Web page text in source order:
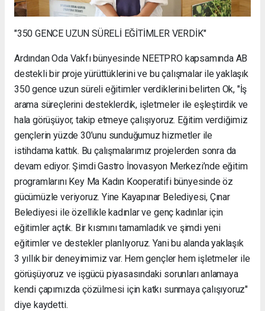
"350 GENCE UZUN SÜRELİ EĞİTİMLER VERDİK"
Ardından Oda Vakfı bünyesinde NEETPRO kapsamında AB
destekli bir proje yürüttüklerini ve bu çalışmalar ile yaklaşık
350 gence uzun süreli eğitimler verdiklerini belirten Ok, "İş
arama süreçlerini desteklerdik, işletmeler ile eşleştirdik ve
hala görüşüyor, takip etmeye çalışıyoruz. Eğitim verdiğimiz
gençlerin yüzde 30’unu sunduğumuz hizmetler ile
istihdama kattık. Bu çalışmalarımız projelerden sonra da
devam ediyor. Şimdi Gastro İnovasyon Merkezi’nde eğitim
programlarını Key Ma Kadın Kooperatifi bünyesinde öz
gücümüzle veriyoruz. Yine Kayapınar Belediyesi, Çınar
Belediyesi ile özellikle kadınlar ve genç kadınlar için
eğitimler açtık. Bir kısmını tamamladık ve şimdi yeni
eğitimler ve destekler planlıyoruz. Yani bu alanda yaklaşık
3 yıllık bir deneyimimiz var. Hem gençler hem işletmeler ile
görüşüyoruz ve işgücü piyasasındaki sorunları anlamaya
kendi çapımızda çözülmesi için katkı sunmaya çalışıyoruz"
diye kaydetti.